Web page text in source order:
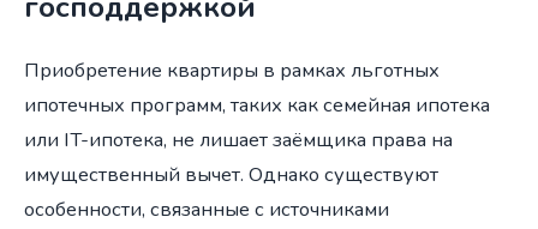
Приобретение квартиры в рамках льготных
ипотечных программ, таких как семейная ипотека
или IT-ипотека, не лишает заёмщика права на
имущественный вычет. Однако существуют
особенности, связанные с источниками